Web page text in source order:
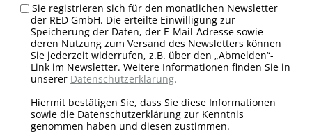
Sie registrieren sich für den monatlichen Newsletter
der RED GmbH. Die erteilte Einwilligung zur
Speicherung der Daten, der E-Mail-Adresse sowie
deren Nutzung zum Versand des Newsletters können
Sie jederzeit widerrufen, z.B. über den „Abmelden“-
Link im Newsletter. Weitere Informationen finden Sie in
unserer Datenschutzerklärung.
Hiermit bestätigen Sie, dass Sie diese Informationen
sowie die Datenschutzerklärung zur Kenntnis
genommen haben und diesen zustimmen.